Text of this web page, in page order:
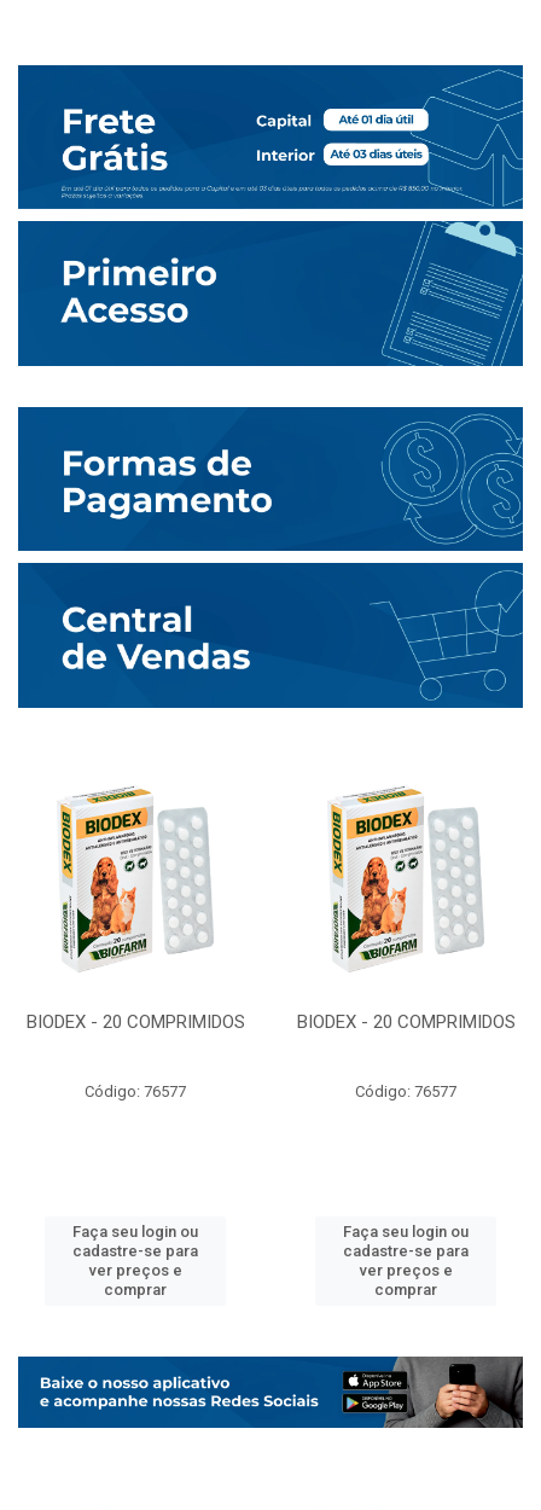
BIODEX - 20 COMPRIMIDOS
Código: 76577
Faça seu login ou
cadastre-se para
ver preços e
comprar
BIODEX - 20 COMPRIMIDOS
Código: 76577
Faça seu login ou
cadastre-se para
ver preços e
comprar